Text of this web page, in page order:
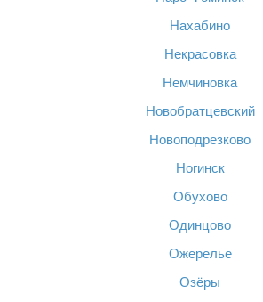
Нахабино
Некрасовка
Немчиновка
Новобратцевский
Новоподрезково
Ногинск
Обухово
Одинцово
Ожерелье
Озёры